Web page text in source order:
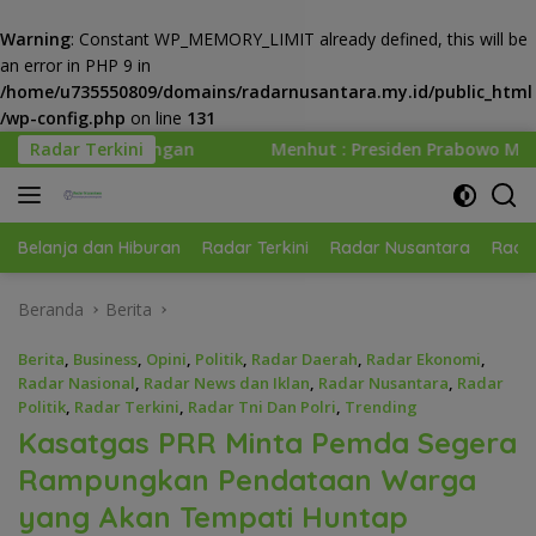
Warning: Constant WP_MEMORY_LIMIT already defined, this will be
an error in PHP 9 in
/home/u735550809/domains/radarnusantara.my.id/public_html
/wp-config.php on line 131
Langsung
ke
konten
Radar Terkini
Menhut : Presiden Prabowo Minta Kemenhut Bangun
Belanja dan Hiburan Radar Terkini Radar Nusantara
Beranda Berita
Berita, Business, Opini, Politik, Radar Daerah, Radar Ekonomi,
Radar Nasional, Radar News dan Iklan, Radar Nusantara, Radar
Politik, Radar Terkini, Radar Tni Dan Polri, Trending
Kasatgas PRR Minta Pemda Segera
Rampungkan Pendataan Warga
yang Akan Tempati Huntap